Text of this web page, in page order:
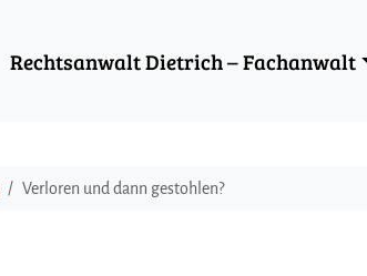
Rechtsanwalt Dietrich – Fachanwalt
Verloren und dann gestohlen?